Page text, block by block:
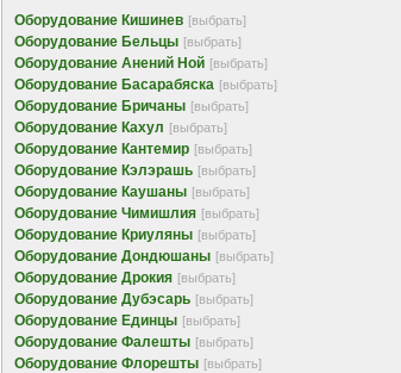
Оборудование Кишинев [выбрать]
Оборудование Бельцы [выбрать]
Оборудование Анений Ной [выбрать]
Оборудование Басарабяска [выбрать]
Оборудование Бричаны [выбрать]
Оборудование Кахул [выбрать]
Оборудование Кантемир [выбрать]
Оборудование Кэлэрашь [выбрать]
Оборудование Каушаны [выбрать]
Оборудование Чимишлия [выбрать]
Оборудование Криуляны [выбрать]
Оборудование Дондюшаны [выбрать]
Оборудование Дрокия [выбрать]
Оборудование Дубэсарь [выбрать]
Оборудование Единцы [выбрать]
Оборудование Фалешты [выбрать]
Оборудование Флорешты [выбрать]